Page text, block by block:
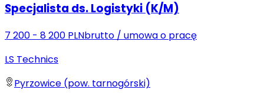
Specjalista ds. Logistyki (K/M)
7 200 - 8 200 PLNbrutto / umowa o pracę
LS Technics
Pyrzowice (pow. tarnogórski)